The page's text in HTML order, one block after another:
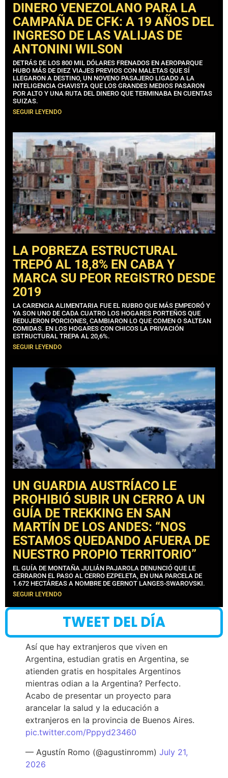
DINERO VENEZOLANO PARA LA
CAMPAÑA DE CFK: A 19 AÑOS DEL
INGRESO DE LAS VALIJAS DE
ANTONINI WILSON
DETRÁS DE LOS 800 MIL DÓLARES FRENADOS EN AEROPARQUE
HUBO MÁS DE DIEZ VIAJES PREVIOS CON MALETAS QUE SÍ
LLEGARON A DESTINO, UN NOVENO PASAJERO LIGADO A LA
INTELIGENCIA CHAVISTA QUE LOS GRANDES MEDIOS PASARON
POR ALTO Y UNA RUTA DEL DINERO QUE TERMINABA EN CUENTAS
SUIZAS.
SEGUIR LEYENDO
LA POBREZA ESTRUCTURAL
TREPÓ AL 18,8% EN CABA Y
MARCA SU PEOR REGISTRO DESDE
2019
LA CARENCIA ALIMENTARIA FUE EL RUBRO QUE MÁS EMPEORÓ Y
YA SON UNO DE CADA CUATRO LOS HOGARES PORTEÑOS QUE
REDUJERON PORCIONES, CAMBIARON LO QUE COMEN O SALTEAN
COMIDAS. EN LOS HOGARES CON CHICOS LA PRIVACIÓN
ESTRUCTURAL TREPA AL 20,6%.
SEGUIR LEYENDO
UN GUARDIA AUSTRÍACO LE
PROHIBIÓ SUBIR UN CERRO A UN
GUÍA DE TREKKING EN SAN
MARTÍN DE LOS ANDES: “NOS
ESTAMOS QUEDANDO AFUERA DE
NUESTRO PROPIO TERRITORIO”
EL GUÍA DE MONTAÑA JULIÁN PAJAROLA DENUNCIÓ QUE LE
CERRARON EL PASO AL CERRO EZPELETA, EN UNA PARCELA DE
1.672 HECTÁREAS A NOMBRE DE GERNOT LANGES-SWAROVSKI.
SEGUIR LEYENDO
TWEET DEL DÍA
Así que hay extranjeros que viven en
Argentina, estudian gratis en Argentina, se
atienden gratis en hospitales Argentinos
mientras odian a la Argentina? Perfecto.
Acabo de presentar un proyecto para
arancelar la salud y la educación a
extranjeros en la provincia de Buenos Aires.
pic.twitter.com/Pppyd23460
— Agustín Romo (@agustinromm) July 21,
2026